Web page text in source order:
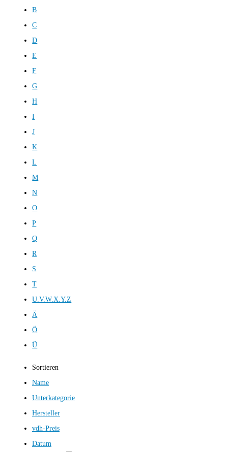
B
C
D
E
F
G
H
I
J
K
L
M
N
O
P
Q
R
S
T
U.V.W.X.Y.Z
Ä
Ö
Ü
Sortieren
Name
Unterkategorie
Hersteller
vdh-Preis
Datum